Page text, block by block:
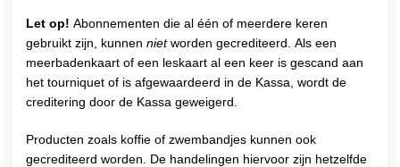
Let op! Abonnementen die al één of meerdere keren
gebruikt zijn, kunnen nietworden gecrediteerd. Als een
meerbadenkaart of een leskaart al een keer is gescand aan
het tourniquet of is afgewaardeerd in de Kassa, wordt de
creditering door de Kassa geweigerd.
Producten zoals koffie of zwembandjes kunnen ook
gecrediteerd worden. De handelingen hiervoor zijn hetzelfde